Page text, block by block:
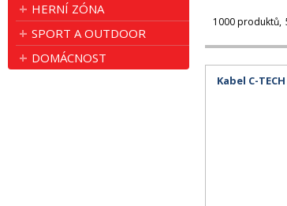
HERNÍ ZÓNA
SPORT A OUTDOOR
DOMÁCNOST
1000 produktů
Kabel C-